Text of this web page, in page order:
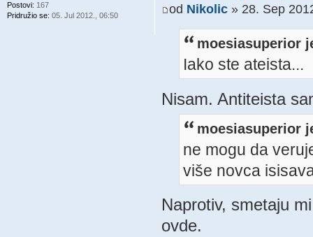
od Nikolic» 28. Sep
moesiasuperior
Iako ste ateista...
Nisam. Antiteista
moesiasuperior
ne mogu da
više novca
Naprotiv, smetaju
ovde.
Postovi: 167
Pridružio se: 05. Jul 2012., 06:50